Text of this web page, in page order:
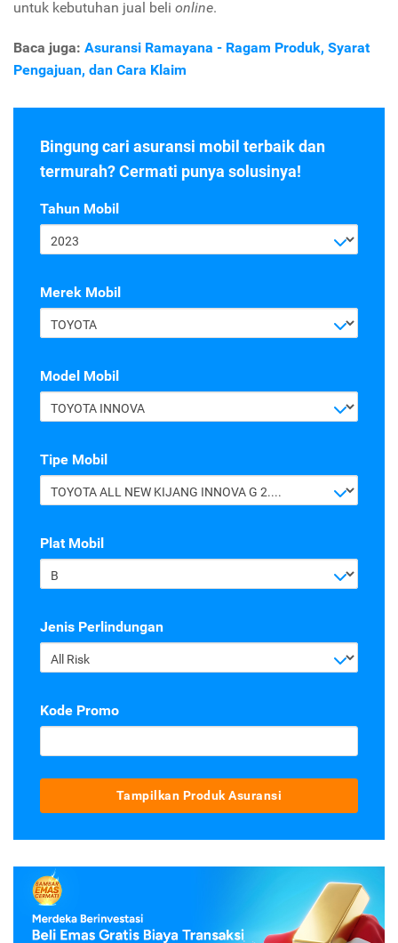
untuk kebutuhan jual beli online.
Baca juga: Asuransi Ramayana - Ragam Produk, Syarat
Pengajuan, dan Cara Klaim
Bingung cari asuransi mobil terbaik dan
termurah? Cermati punya solusinya!
Tahun Mobil
2023
Merek Mobil
TOYOTA
Model Mobil
TOYOTA INNOVA
Tipe Mobil
TOYOTA ALL NEW KIJANG INNOVA G 2.4 A/T DIESEL
Plat Mobil
B
Jenis Perlindungan
All Risk
Kode Promo
Tampilkan Produk Asuransi